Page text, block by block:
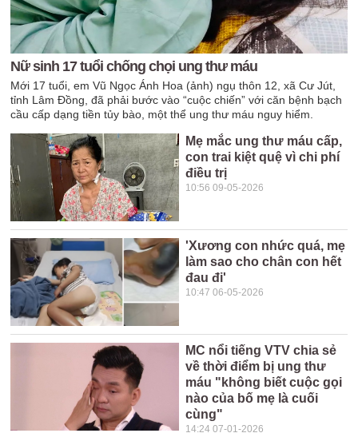
Nữ sinh 17 tuổi chống chọi ung thư máu
Mới 17 tuổi, em Vũ Ngọc Ánh Hoa (ảnh) ngụ thôn 12, xã Cư Jút,
tỉnh Lâm Đồng, đã phải bước vào “cuộc chiến” với căn bệnh bạch
cầu cấp dạng tiền tủy bào, một thể ung thư máu nguy hiểm.
Mẹ mắc ung thư máu cấp,
con trai kiệt quệ vì chi phí
điều trị
10:56 09-05-2026
'Xương con nhức quá, mẹ
làm sao cho chân con hết
đau đi'
10:47 06-05-2026
MC nổi tiếng VTV chia sẻ
về thời điểm bị ung thư
máu "không biết cuộc gọi
nào của bố mẹ là cuối
cùng"
14:24 07-01-2026